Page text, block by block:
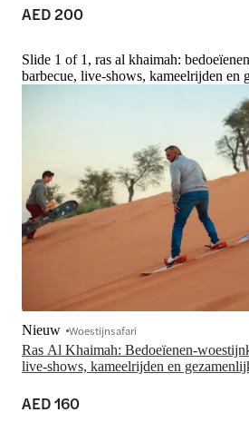
AED 200
Slide 1 of 1, ras al khaimah:
barbecue, live-shows, kameelrijden en
Ras Al Khaimah: Bedoeïenen-
live-shows, kameelrijden en
Nieuw Woestijnsafari
AED 160